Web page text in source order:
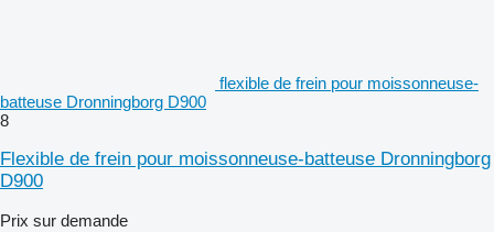
flexible de frein pour moissonneuse-
batteuse Dronningborg D900
8
Flexible de frein pour moissonneuse-batteuse Dronningborg
D900
Prix sur demande